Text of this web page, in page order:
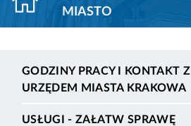
MIASTO
GODZINY PRACY I KONTAKT Z
URZĘDEM MIASTA KRAKOWA
USŁUGI - ZAŁATW SPRAWĘ